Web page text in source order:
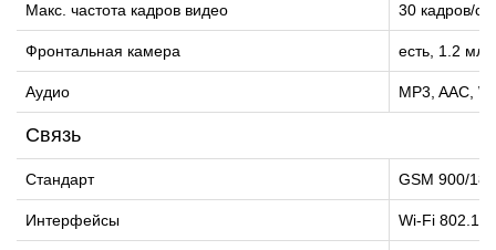
Макс. частота кадров видео 30 кадров/с
Фронтальная камера есть, 1.2 млн
Аудио MP3, AAC,
Связь
Стандарт GSM 900/
Интерфейсы Wi-Fi